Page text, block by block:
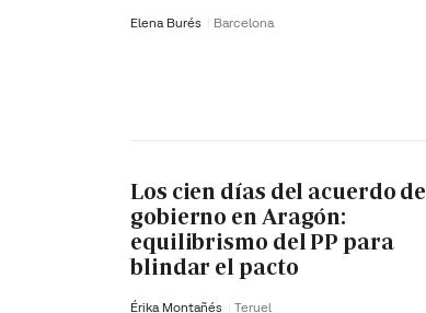
Elena Burés Barcelona
Los cien días del acuerdo de
gobierno en Aragón:
equilibrismo del PP para
blindar el pacto
Érika Montañés Teruel